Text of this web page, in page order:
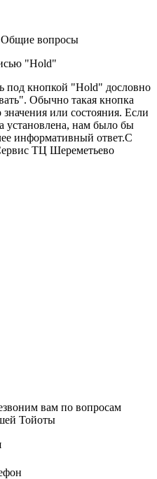
Общие вопросы
"Hold"
под кнопкой "Hold" дословно
Обычно такая кнопка
или состояния. Если
установлена, нам было бы
информативный ответ.С
ТЦ Шереметьево
вам по вопросам
Тойоты